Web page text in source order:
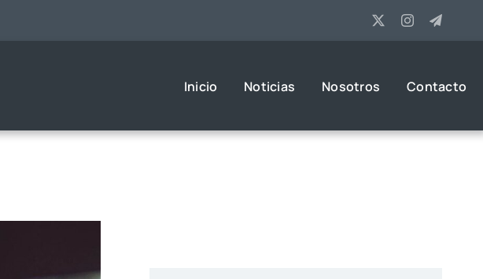
Inicio Noticias Nosotros Contacto